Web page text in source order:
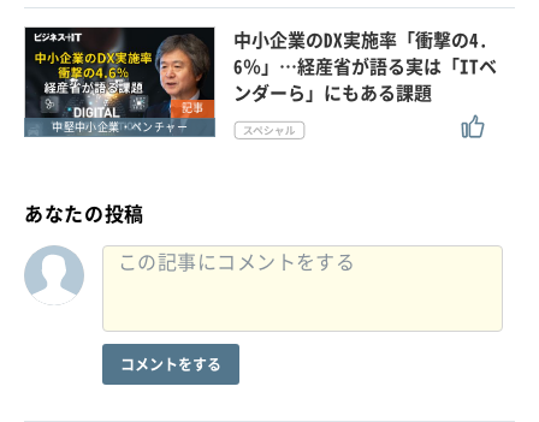
記事
中堅中小企業・ベンチャー
中小企業のDX実施率「衝撃の4.
6％」…経産省が語る実は「ITベ
ンダーら」にもある課題
あなたの投稿
コメントをする